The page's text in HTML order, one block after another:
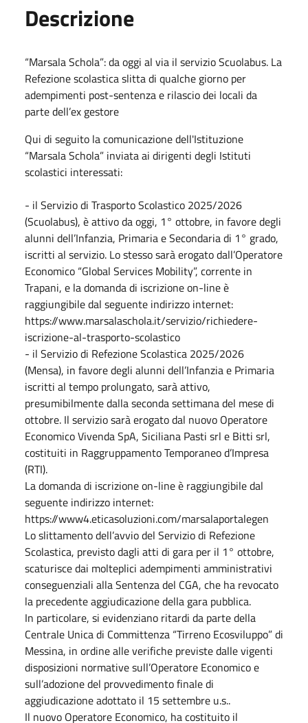
Descrizione
“Marsala Schola”: da oggi al via il servizio Scuolabus. La
Refezione scolastica slitta di qualche giorno per
adempimenti post-sentenza e rilascio dei locali da
parte dell’ex gestore
Qui di seguito la comunicazione dell'Istituzione
“Marsala Schola” inviata ai dirigenti degli Istituti
scolastici interessati:
- il Servizio di Trasporto Scolastico 2025/2026
(Scuolabus), è attivo da oggi, 1° ottobre, in favore degli
alunni dell’Infanzia, Primaria e Secondaria di 1° grado,
iscritti al servizio. Lo stesso sarà erogato dall’Operatore
Economico “Global Services Mobility”, corrente in
Trapani, e la domanda di iscrizione on-line è
raggiungibile dal seguente indirizzo internet:
https://www.marsalaschola.it/servizio/richiedere-
iscrizione-al-trasporto-scolastico
- il Servizio di Refezione Scolastica 2025/2026
(Mensa), in favore degli alunni dell’Infanzia e Primaria
iscritti al tempo prolungato, sarà attivo,
presumibilmente dalla seconda settimana del mese di
ottobre. Il servizio sarà erogato dal nuovo Operatore
Economico Vivenda SpA, Siciliana Pasti srl e Bitti srl,
costituiti in Raggruppamento Temporaneo d’Impresa
(RTI).
La domanda di iscrizione on-line è raggiungibile dal
seguente indirizzo internet:
https://www4.eticasoluzioni.com/marsalaportalegen
Lo slittamento dell’avvio del Servizio di Refezione
Scolastica, previsto dagli atti di gara per il 1° ottobre,
scaturisce dai molteplici adempimenti amministrativi
conseguenziali alla Sentenza del CGA, che ha revocato
la precedente aggiudicazione della gara pubblica.
In particolare, si evidenziano ritardi da parte della
Centrale Unica di Committenza “Tirreno Ecosviluppo” di
Messina, in ordine alle verifiche previste dalle vigenti
disposizioni normative sull’Operatore Economico e
sull’adozione del provvedimento finale di
aggiudicazione adottato il 15 settembre u.s..
Il nuovo Operatore Economico, ha costituito il